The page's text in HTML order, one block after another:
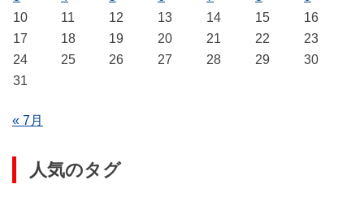
10
11 12 13 14 15
16
17
18 19 20 21 22
23
24
25 26 27 28 29
30
31
« 7月
人気のタグ